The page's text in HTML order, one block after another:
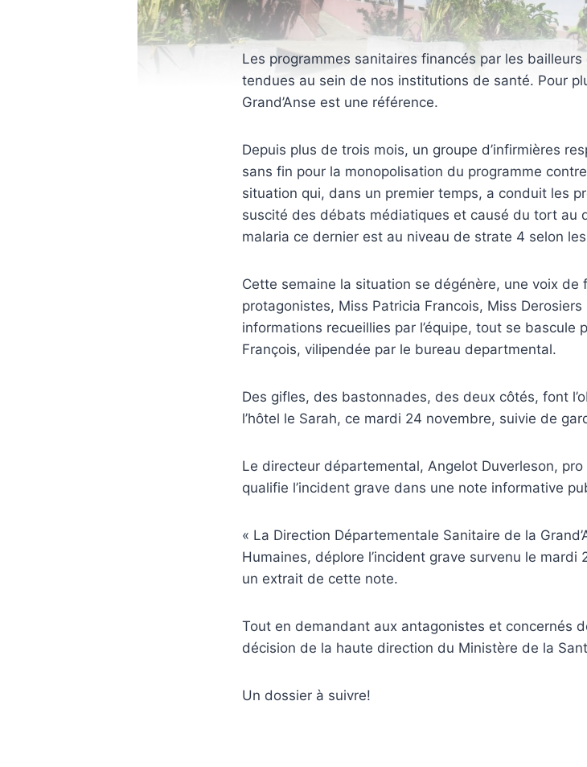
Les programmes sanitaires financés par les
tendues au sein de nos institutions de santé. Pour
Grand’Anse est une référence.
Depuis plus de trois mois, un groupe d’infirmières
sans fin pour la monopolisation du programme
situation qui, dans un premier temps, a conduit les
suscité des débats médiatiques et causé du tort au
malaria ce dernier est au niveau de strate 4 selon
Cette semaine la situation se dégénère, une voix
protagonistes, Miss Patricia Francois, Miss
informations recueillies par l’équipe, tout se bascule
François, vilipendée par le bureau departmental.
Des gifles, des bastonnades, des deux côtés, font
l’hôtel le Sarah, ce mardi 24 novembre, suivie de
Le directeur départemental, Angelot Duverleson, pro
qualifie l’incident grave dans une note informative
« La Direction Départementale Sanitaire de la
Humaines, déplore l’incident grave survenu le mardi
un extrait de cette note.
Tout en demandant aux antagonistes et concernés
décision de la haute direction du Ministère de la
Un dossier à suivre!